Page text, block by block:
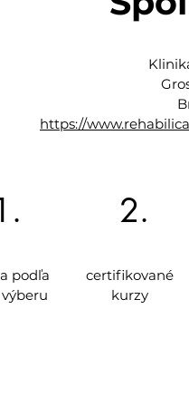
https://
podľa
2.
certifikované
kurzy